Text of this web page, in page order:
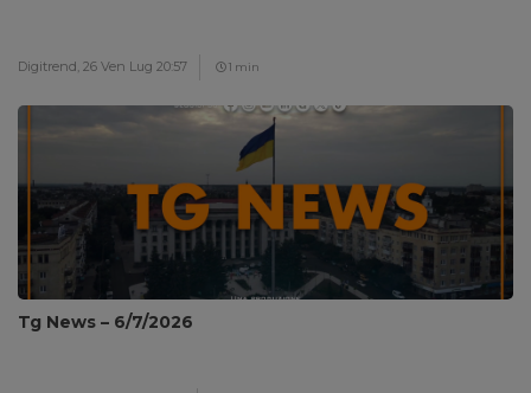
Digitrend, 26 Ven Lug 20:57 1 min
Tg News – 6/7/2026